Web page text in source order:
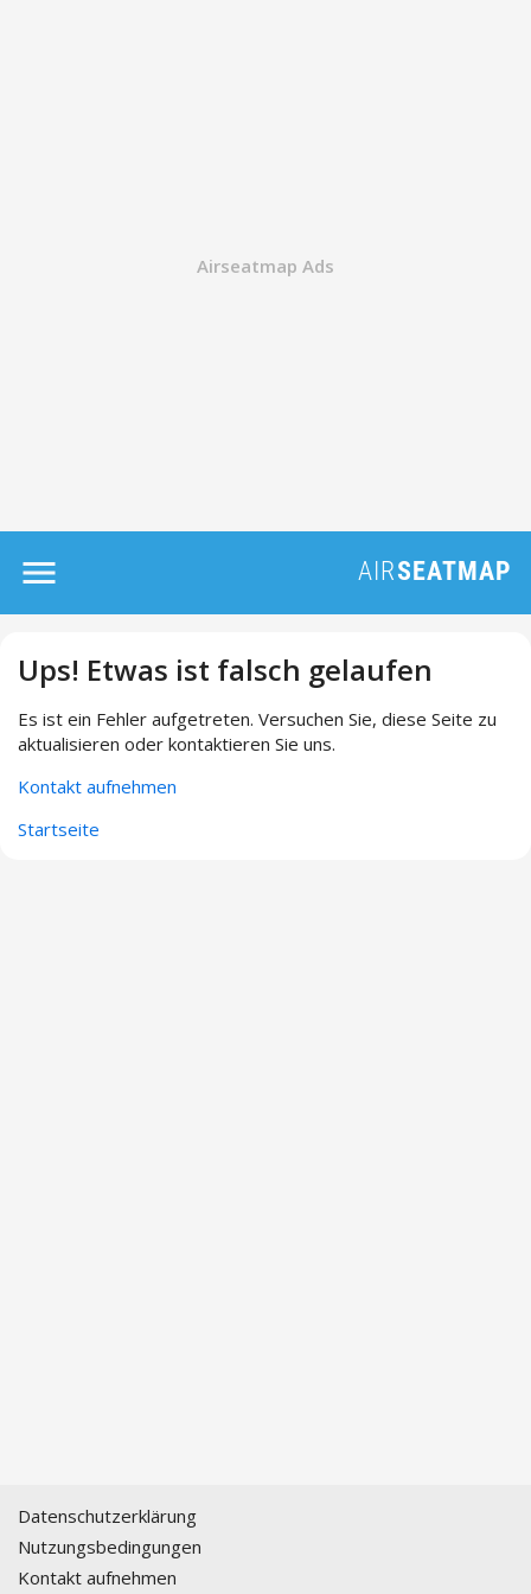
Ups! Etwas ist falsch gelaufen
Es ist ein Fehler aufgetreten. Versuchen Sie, diese Seite zu
aktualisieren oder kontaktieren Sie uns.
Kontakt aufnehmen
Startseite
Datenschutzerklärung
Nutzungsbedingungen
Kontakt aufnehmen